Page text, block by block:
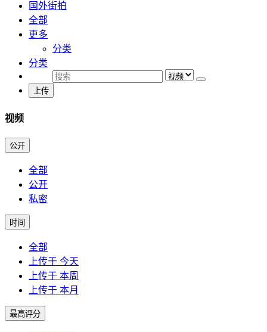
国外街拍
全部
更多
分类
分类
上传
视频
公开
全部
公开
私密
时间
全部
上传于 今天
上传于 本周
上传于 本月
最高评分